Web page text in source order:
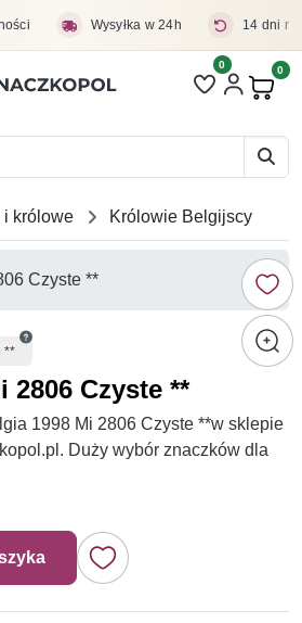
Wysyłka w 24h 14 dni
Liczba pozycji
0 0
i królowe Królowie Belgijscy
**
2806 Czyste **
1998 Mi 2806 Czyste **w sklepie
Duży wybór znaczków dla